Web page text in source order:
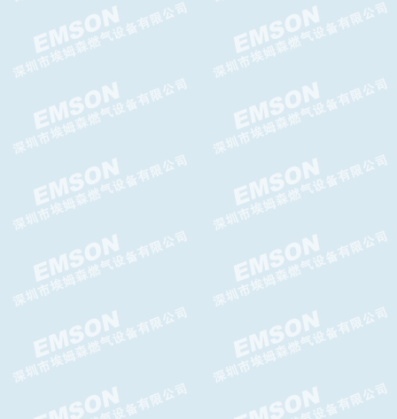
Argos Relief放散阀,Argos
Relief泄压阀
G10F切断阀,G10F超压切断阀
阀,TWIN气体超压切断阀